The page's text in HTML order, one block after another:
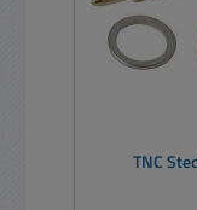
TNC